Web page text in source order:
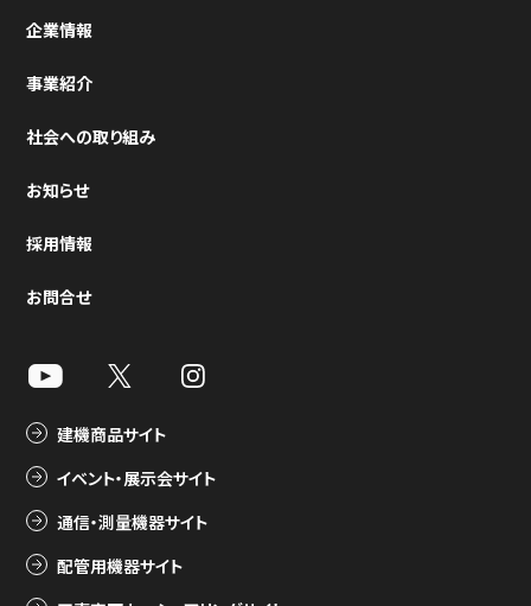
企業情報
事業紹介
社会への取り組み
お知らせ
採用情報
お問合せ
建機商品サイト
イベント・展示会サイト
通信・測量機器サイト
配管用機器サイト